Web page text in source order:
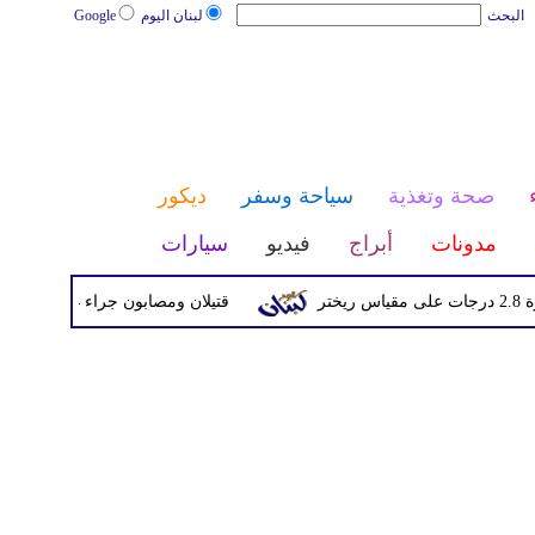
لبنان اليوم Google البحث
صحة وتغذية سياحة وسفر
ديكور
مدونات أبراج فيديو سيارات
قتيلان ومصابون جراء 14 غارة إسرائيلية على شرق وجنوب لبنان